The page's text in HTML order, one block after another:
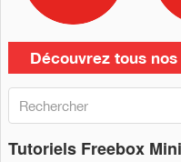
Découvrez tous
c
h
Tutoriels Freebox